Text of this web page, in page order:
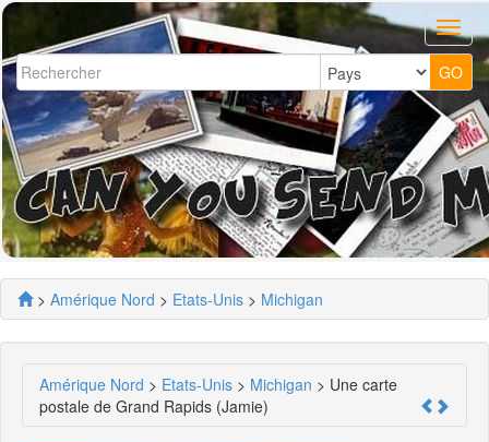
> Amérique Nord > Etats-Unis > Michigan
Amérique Nord > Etats-Unis > Michigan > Une carte
postale de Grand Rapids (Jamie)